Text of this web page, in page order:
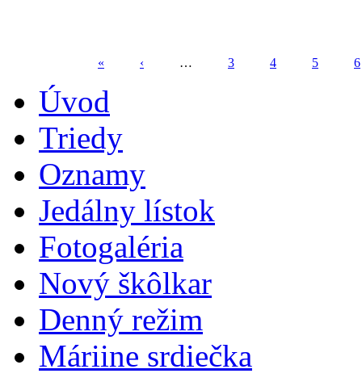
Stránky
« ‹ … 3 4 5 6
Úvod
Triedy
Oznamy
Jedálny lístok
Fotogaléria
Nový škôlkar
Denný režim
Máriine srdiečka